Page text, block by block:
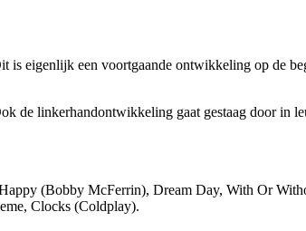
is eigenlijk een voortgaande ontwikkeling op de
de linkerhandontwikkeling gaat gestaag door in
(Bobby McFerrin), Dream Day, With Or
Clocks (Coldplay).